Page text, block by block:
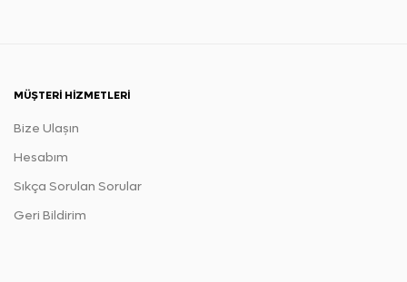
MÜŞTERI HIZMETLERI
Bize Ulaşın
Hesabım
Sıkça Sorulan Sorular
Geri Bildirim